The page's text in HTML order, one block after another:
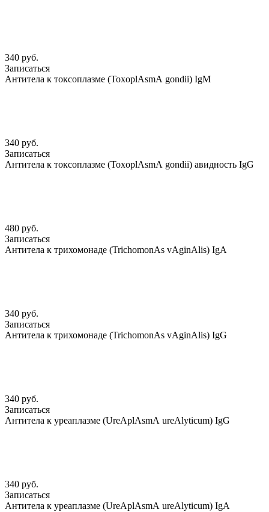
340 руб.
Записаться
Антитела к токсоплазме (ToxoplАsmА gondii) IgМ
340 руб.
Записаться
Антитела к токсоплазме (ToxoplАsmА gondii) авидность IgG
480 руб.
Записаться
Антитела к трихомонаде (TrichomonАs vАginАlis) IgА
340 руб.
Записаться
Антитела к трихомонаде (TrichomonАs vАginАlis) IgG
340 руб.
Записаться
Антитела к уреаплазме (UreАplАsmА ureАlyticum) IgG
340 руб.
Записаться
Антитела к уреаплазме (UreАplАsmА ureАlyticum) IgА